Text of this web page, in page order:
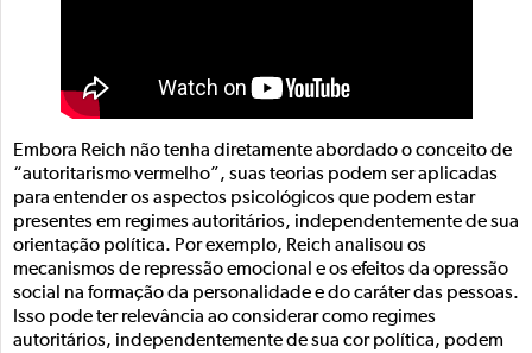
Embora Reich não tenha diretamente abordado o conceito de
“autoritarismo vermelho”, suas teorias podem ser aplicadas
para entender os aspectos psicológicos que podem estar
presentes em regimes autoritários, independentemente de sua
orientação política. Por exemplo, Reich analisou os
mecanismos de repressão emocional e os efeitos da opressão
social na formação da personalidade e do caráter das pessoas.
Isso pode ter relevância ao considerar como regimes
autoritários, independentemente de sua cor política, podem